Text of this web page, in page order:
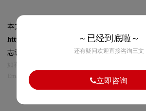
本文标题和链接
https://logo9.net/works/10760.html转载时
志设计及本链接!
Email:75696531@qq.com，我们将第一时间安排删
发
～已经到底啦～
还有疑问欢迎直接咨询三文
立即咨询